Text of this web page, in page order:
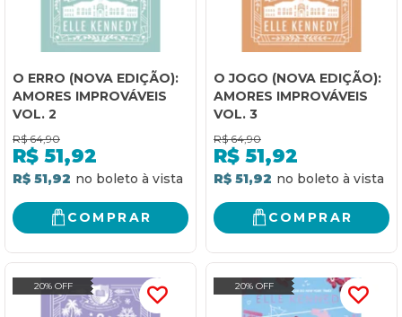
O ERRO (NOVA EDIÇÃO):
AMORES IMPROVÁVEIS
VOL. 2
R$ 64,90
R$ 51,92
R$ 51,92
COMPRAR
O JOGO (NOVA EDIÇÃO):
AMORES IMPROVÁVEIS
VOL. 3
R$ 64,90
R$ 51,92
R$ 51,92
COMPRAR
20% OFF 20% OFF